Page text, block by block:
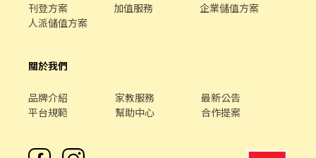
刊登方案 加值服務
企業儲值方案
人派儲值方案
關於我們
品牌介紹 家教服務
最新公告
平台規範
幫助中心 合作提案